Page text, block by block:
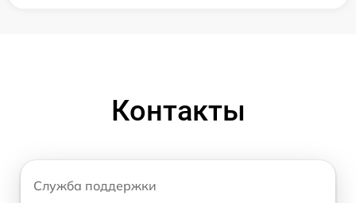
Контакты
Служба поддержки